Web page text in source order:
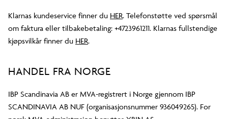
Klarnas kundeservice finner du HER. Telefonstøtte ved spørsmål
om faktura eller tilbakebetaling: +4723961211. Klarnas fullstendige
kjøpsvilkår finner du HER.
HANDEL FRA NORGE
IBP Scandinavia AB er MVA-registrert i Norge gjennom IBP
SCANDINAVIA AB NUF (organisasjonsnummer 936049265). For